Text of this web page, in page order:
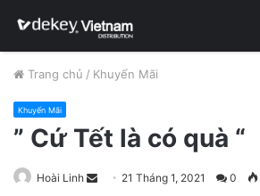
Trang chủ / Khuyến Mãi
Khuyến Mãi
” Cứ Tết là có quà “
Hoài Linh 21 Tháng 1, 2021 0